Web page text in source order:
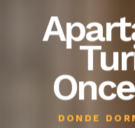
DONDE